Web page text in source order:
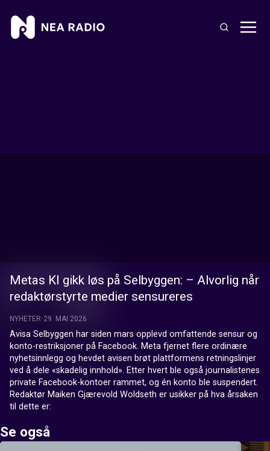
Metas KI gikk løs på Selbyggen: – Alvorlig når
redaktørstyrte medier sensureres
NYHETER 29. MAI 2026
Avisa Selbyggen har siden mars opplevd omfattende sensur og
konto-restriksjoner på Facebook. Meta fjernet flere ordinære
nyhetsinnlegg og hevdet avisen brøt plattformens retningslinjer
ved å dele «skadelig innhold». Etter hvert ble også journalistenes
private Facebook-kontoer rammet, og én konto ble suspendert.
Redaktør Maiken Gjærevold Woldseth er usikker på hva årsaken
Se også